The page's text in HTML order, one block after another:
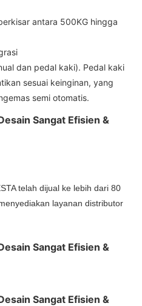
antara 500KG hingga
dan pedal kaki). Pedal kaki
sesuai keinginan, yang
semi otomatis.
telah dijual ke lebih dari 80
layanan distributor